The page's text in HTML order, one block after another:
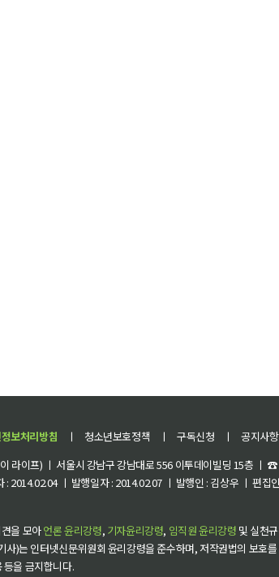
보처리방침 ㅣ 청소년보호정책 ㅣ 구독신청 ㅣ 공지사항
라이프) ㅣ 서울시 강남구 강남대로 556 이투데이빌딩 15층 ㅣ
2014.02.04 ㅣ 발행일자 : 2014.02.07 ㅣ 발행인 : 김상우 ㅣ 편집
을 모아언론 윤리강령, 기자윤리강령, 임직원 윤리강령 및 실천
사)는 인터넷신문위원회 윤리강령을 준수하며, 저작권법의 보호를
을 금지합니다.